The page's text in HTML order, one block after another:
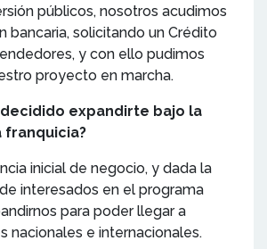
públicos, nosotros acudimos
bancaria, solicitando un Crédito
y con ello pudimos
proyecto en marcha.
decidido expandirte bajo la
franquicia?
inicial de negocio, y dada la
interesados en el programa
para poder llegar a
nacionales e internacionales.